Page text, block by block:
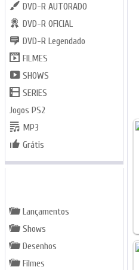
DVD-R AUTORADO
DVD-R OFICIAL
DVD-R Legendado
FILMES
SHOWS
SERIES
Jogos PS2
MP3
Grátis
Lançamentos
Shows
Desenhos
Filmes